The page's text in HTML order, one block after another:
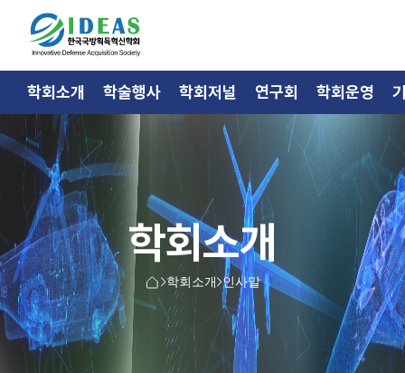
학회소개
학회소개 인사말
학회소개 학술행사 학회저널 연구회 학회운영